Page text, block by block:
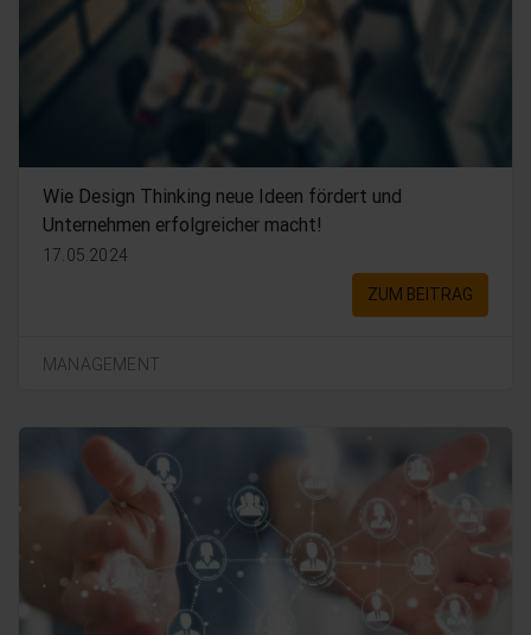
Wie Design Thinking neue Ideen fördert und
Unternehmen erfolgreicher macht!
17.05.2024
ZUM BEITRAG
MANAGEMENT